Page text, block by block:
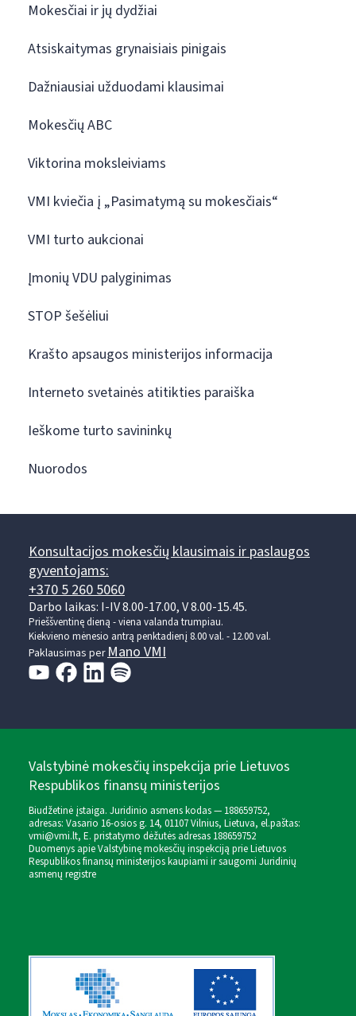
Mokesčiai ir jų dydžiai
Atsiskaitymas grynaisiais pinigais
Dažniausiai užduodami klausimai
Mokesčių ABC
Viktorina moksleiviams
VMI kviečia į „Pasimatymą su mokesčiais“
VMI turto aukcionai
Įmonių VDU palyginimas
STOP šešėliui
Krašto apsaugos ministerijos informacija
Interneto svetainės atitikties paraiška
Ieškome turto savininkų
Nuorodos
Konsultacijos mokesčių klausimais ir paslaugos
gyventojams:
+370 5 260 5060
Darbo laikas: I-IV 8.00-17.00, V 8.00-15.45.
Prieššventinę dieną - viena valanda trumpiau.
Kiekvieno mėnesio antrą penktadienį 8.00 val. - 12.00 val.
Paklausimas perMano VMI
Valstybinė mokesčių inspekcija prie Lietuvos
Respublikos finansų ministerijos
Biudžetinė įstaiga. Juridinio asmens kodas — 188659752,
adresas: Vasario 16-osios g. 14, 01107 Vilnius, Lietuva, el.paštas:
vmi@vmi.lt, E. pristatymo dėžutės adresas 188659752
Duomenys apie Valstybinę mokesčių inspekciją prie Lietuvos
Respublikos finansų ministerijos kaupiami ir saugomi Juridinių
asmenų registre